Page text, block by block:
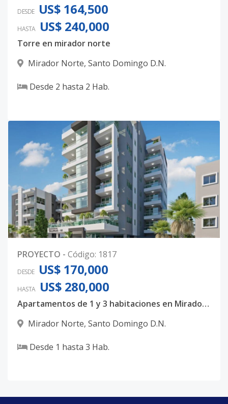
DESDE US$ 164,500
HASTA US$ 240,000
Torre en mirador norte
Mirador Norte, Santo Domingo D.N.
Desde 2 hasta 2 Hab.
PROYECTO - Código: 1817
DESDE US$ 170,000
HASTA US$ 280,000
Apartamentos de 1 y 3 habitaciones en Mirador Sur
Mirador Norte, Santo Domingo D.N.
Desde 1 hasta 3 Hab.